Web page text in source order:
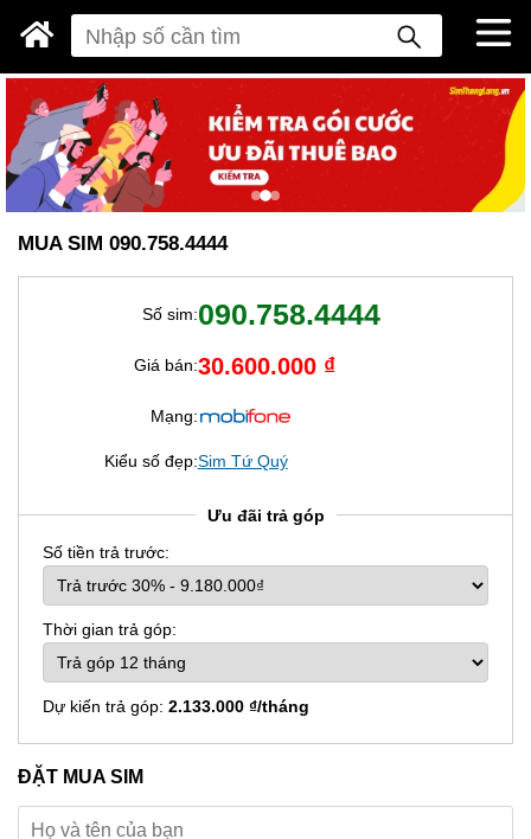
MUA SIM 090.758.4444
Số sim:090.758.4444
Giá bán:30.600.000 ₫
Mạng:
Kiểu số đẹp:Sim Tứ Quý
Ưu đãi trả góp
Số tiền trả trước:
Thời gian trả góp:
Dự kiến trả góp: 2.133.000 ₫/tháng
ĐẶT MUA SIM